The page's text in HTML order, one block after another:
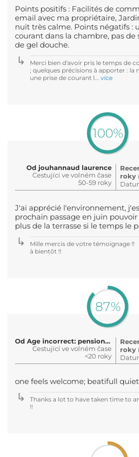
Points positifs : Facilités de
email avec ma propriétaire,
nuit très calme. Points négatifs :
courant dans la chambre, pas de
de gel douche.
Merci bien d'avoir pris le temps de
; quelques précisions à apporter : la
une prise de courant l... více
100%
Od jouhannaud laurence
Cestující ve volném čase
50-59 roky
roky
J'ai apprécié l'environnement,
prochain passage en juin
plus de la terrasse si le temps le
Mille mercis de votre témoignage !!
à bientôt !!
87%
Od Age incorrect: pensioner, work..
Cestující ve volném čase
<20 roky
roky
one feels welcome; beatifull
Thanks a lot to have taken time to
!!